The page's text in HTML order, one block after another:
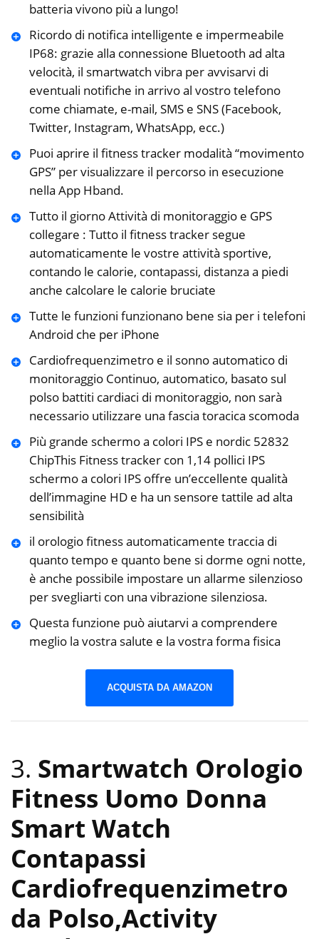
batteria vivono più a lungo!
Ricordo di notifica intelligente e impermeabile
IP68: grazie alla connessione Bluetooth ad alta
velocità, il smartwatch vibra per avvisarvi di
eventuali notifiche in arrivo al vostro telefono
come chiamate, e-mail, SMS e SNS (Facebook,
Twitter, Instagram, WhatsApp, ecc.)
Puoi aprire il fitness tracker modalità “movimento
GPS” per visualizzare il percorso in esecuzione
nella App Hband.
Tutto il giorno Attività di monitoraggio e GPS
collegare : Tutto il fitness tracker segue
automaticamente le vostre attività sportive,
contando le calorie, contapassi, distanza a piedi
anche calcolare le calorie bruciate
Tutte le funzioni funzionano bene sia per i telefoni
Android che per iPhone
Cardiofrequenzimetro e il sonno automatico di
monitoraggio Continuo, automatico, basato sul
polso battiti cardiaci di monitoraggio, non sarà
necessario utilizzare una fascia toracica scomoda
Più grande schermo a colori IPS e nordic 52832
ChipThis Fitness tracker con 1,14 pollici IPS
schermo a colori IPS offre un’eccellente qualità
dell’immagine HD e ha un sensore tattile ad alta
sensibilità
il orologio fitness automaticamente traccia di
quanto tempo e quanto bene si dorme ogni notte,
è anche possibile impostare un allarme silenzioso
per svegliarti con una vibrazione silenziosa.
Questa funzione può aiutarvi a comprendere
meglio la vostra salute e la vostra forma fisica
ACQUISTA DA AMAZON
3. Smartwatch Orologio
Fitness Uomo Donna
Smart Watch
Contapassi
Cardiofrequenzimetro
da Polso,Activity